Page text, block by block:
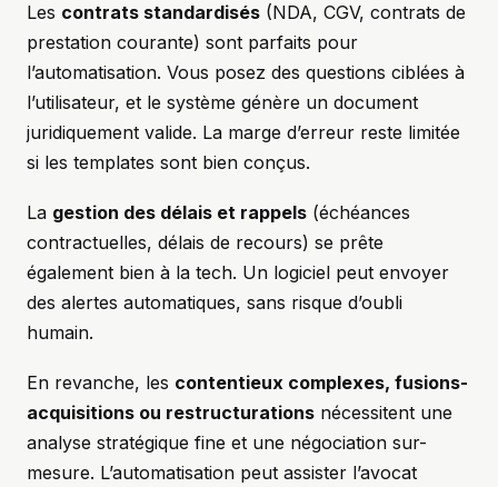
Les contrats standardisés (NDA, CGV, contrats de
prestation courante) sont parfaits pour
l’automatisation. Vous posez des questions ciblées à
l’utilisateur, et le système génère un document
juridiquement valide. La marge d’erreur reste limitée
si les templates sont bien conçus.
La gestion des délais et rappels (échéances
contractuelles, délais de recours) se prête
également bien à la tech. Un logiciel peut envoyer
des alertes automatiques, sans risque d’oubli
humain.
En revanche, les contentieux complexes, fusions-
acquisitions ou restructurations nécessitent une
analyse stratégique fine et une négociation sur-
mesure. L’automatisation peut assister l’avocat